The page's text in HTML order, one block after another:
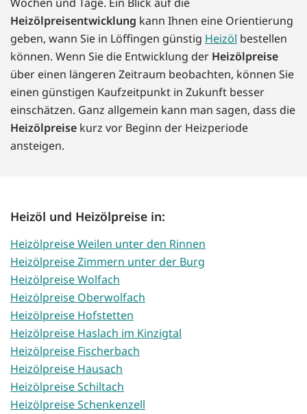
Heizölpreisentwicklung kann Ihnen eine Orientierung
geben, wann Sie in Löffingen günstig Heizöl bestellen
können. Wenn Sie die Entwicklung der Heizölpreise
über einen längeren Zeitraum beobachten, können Sie
einen günstigen Kaufzeitpunkt in Zukunft besser
einschätzen. Ganz allgemein kann man sagen, dass die
Heizölpreise kurz vor Beginn der Heizperiode
ansteigen.
Heizöl und Heizölpreise in:
Heizölpreise Weilen unter den Rinnen
Heizölpreise Zimmern unter der Burg
Heizölpreise Wolfach
Heizölpreise Oberwolfach
Heizölpreise Hofstetten
Heizölpreise Haslach im Kinzigtal
Heizölpreise Fischerbach
Heizölpreise Hausach
Heizölpreise Schiltach
Heizölpreise Schenkenzell